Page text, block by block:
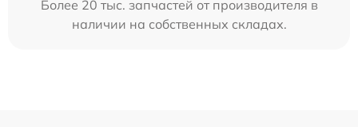
Более 20 тыс. запчастей от производителя в
наличии на собственных складах.